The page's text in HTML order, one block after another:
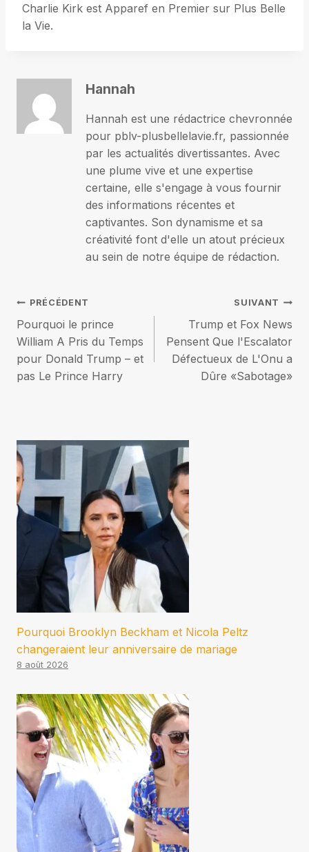
Charlie Kirk est Apparef en Premier sur Plus Belle
la Vie.
Hannah
Hannah est une rédactrice chevronnée
pour pblv-plusbellelavie.fr, passionnée
par les actualités divertissantes. Avec
une plume vive et une expertise
certaine, elle s'engage à vous fournir
des informations récentes et
captivantes. Son dynamisme et sa
créativité font d'elle un atout précieux
au sein de notre équipe de rédaction.
Navigation
de
l’article
PRÉCÉDENT
Pourquoi le prince
William A Pris du Temps
pour Donald Trump – et
pas Le Prince Harry
SUIVANT
Trump et Fox News
Pensent Que l'Escalator
Défectueux de L'Onu a
Dûre «Sabotage»
Pourquoi Brooklyn Beckham et Nicola Peltz
changeraient leur anniversaire de mariage
8 août 2026